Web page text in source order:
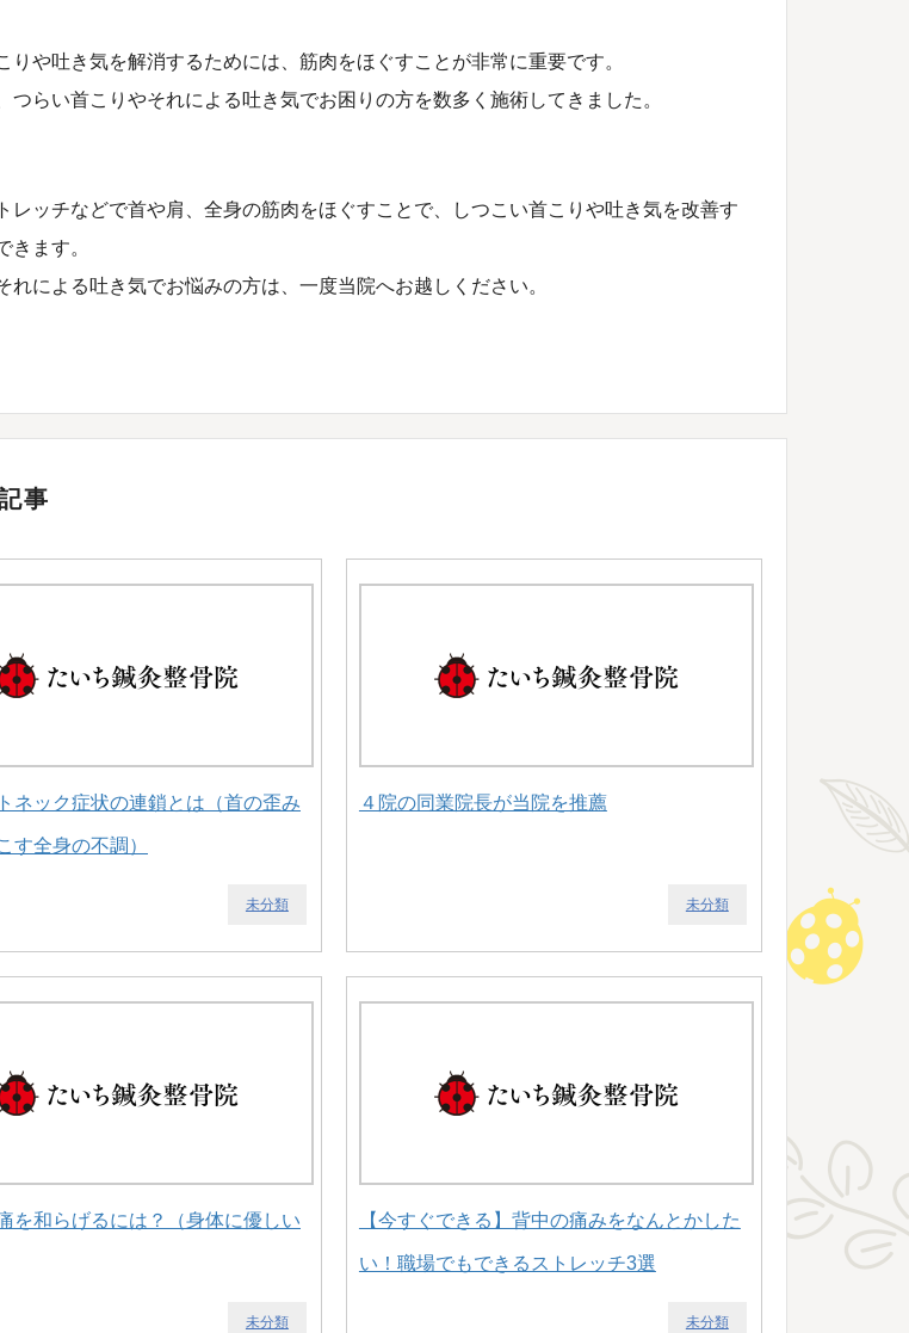
りや吐き気を解消するためには、筋肉をほぐすことが非常に重要です。
つらい首こりやそれによる吐き気でお困りの方を数多く施術してきました。
レッチなどで首や肩、全身の筋肉をほぐすことで、しつこい首こりや吐き気を改善す
きます。
れによる吐き気でお悩みの方は、一度当院へお越しください。
事
ネック症状の連鎖とは（首の歪み
す全身の不調）
未分類
４院の同業院長が当院を推薦
未分類
を和らげるには？（身体に優しい
未分類
【今すぐできる】背中の痛みをなんとかした
い！職場でもできるストレッチ3選
未分類